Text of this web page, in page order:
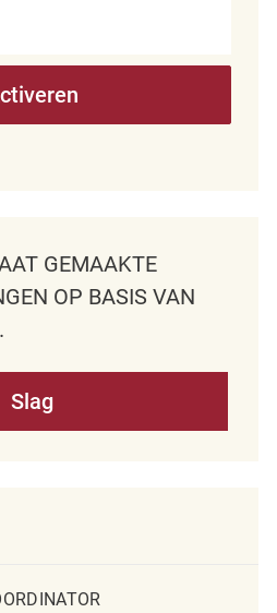
GEMAAKTE
OP BASIS VAN
Slag